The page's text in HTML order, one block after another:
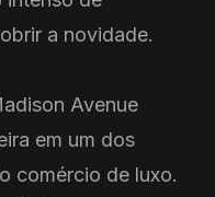
a novidade.
Avenue
em um dos
comércio de luxo.